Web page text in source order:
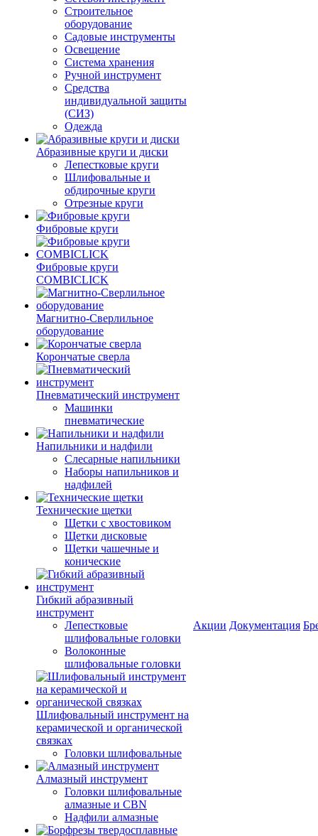
Строительное
оборудование
Садовые инструменты
Освещение
Система хранения
Ручной инструмент
Средства
индивидуальной защиты
(СИЗ)
Одежда
Абразивные круги и диски
Лепестковые круги
Шлифовальные и
обдирочные круги
Отрезные круги
Фибровые круги
Фибровые круги
COMBICLICK
Магнитно-Сверлильное
оборудование
Корончатые сверла
Пневматический инструмент
Машинки
пневматические
Напильники и надфили
Слесарные напильники
Наборы напильников и
надфилей
Технические щетки
Щетки с хвостовиком
Щетки дисковые
Щетки чашечные и
конические
Гибкий абразивный
инструмент
Лепестковые
шлифовальные головки
Волоконные
шлифовальные головки
Шлифовальный инструмент на
керамической и органической
связках
Головки шлифовальные
Алмазный инструмент
Головки шлифовальные
алмазные и CBN
Надфили алмазные
Акции Документация